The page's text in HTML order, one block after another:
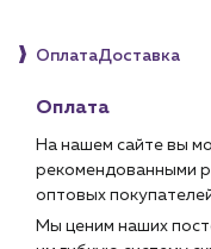
ОплатаДоставка
Оплата
На нашем сайте вы
рекомендованными
оптовых
Мы ценим наших